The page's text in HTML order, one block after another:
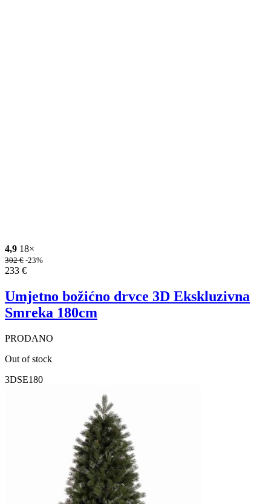
4,9 18×
302€ -23%
233 €
Umjetno božićno drvce 3D Ekskluzivna
Smreka 180cm
PRODANO
Out of stock
3DSE180